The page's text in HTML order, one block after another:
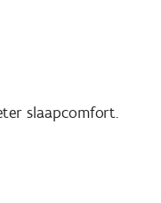
slaapcomfort.